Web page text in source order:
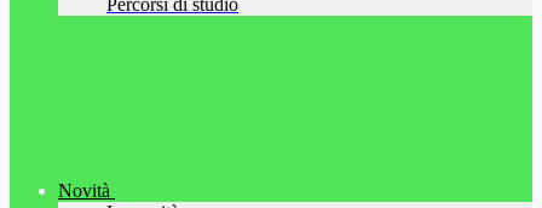
Percorsi di studio
Novità